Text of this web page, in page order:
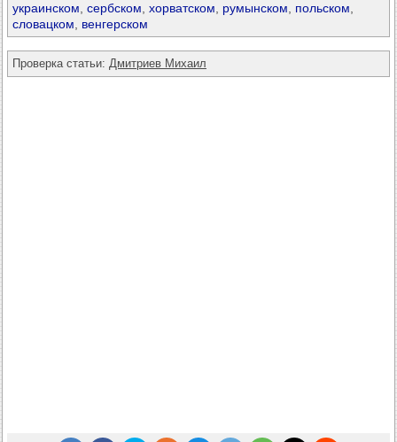
украинском сербском хорватском румынском польском
словацком
венгерском
Проверка статьи: Дмитриев Михаил